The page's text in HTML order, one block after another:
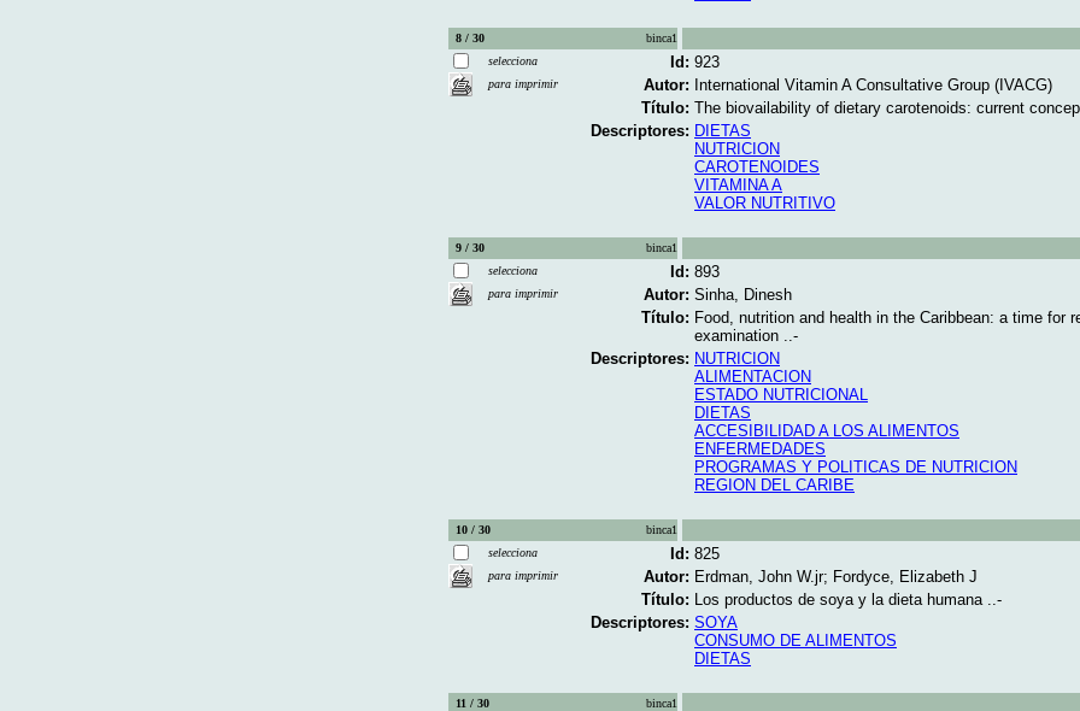
8 / 30
binca1
selecciona
para imprimir
Id: 923
Autor: International Vitamin A Consultative Group (IVACG)
Título: The biovailability of dietary carotenoids: current
Descriptores: DIETAS
NUTRICION
CAROTENOIDES
VITAMINA A
VALOR NUTRITIVO
9 / 30
binca1
selecciona
para imprimir
Id: 893
Autor: Sinha, Dinesh
Título: Food, nutrition and health in the Caribbean: a time for
examination ..-
Descriptores: NUTRICION
ALIMENTACION
ESTADO NUTRICIONAL
DIETAS
ACCESIBILIDAD A LOS ALIMENTOS
ENFERMEDADES
PROGRAMAS Y POLITICAS DE NUTRICION
REGION DEL CARIBE
10 / 30
binca1
selecciona
para imprimir
Id: 825
Autor: Erdman, John W.jr; Fordyce, Elizabeth J
Título: Los productos de soya y la dieta humana ..-
Descriptores: SOYA
CONSUMO DE ALIMENTOS
DIETAS
11 / 30
binca1